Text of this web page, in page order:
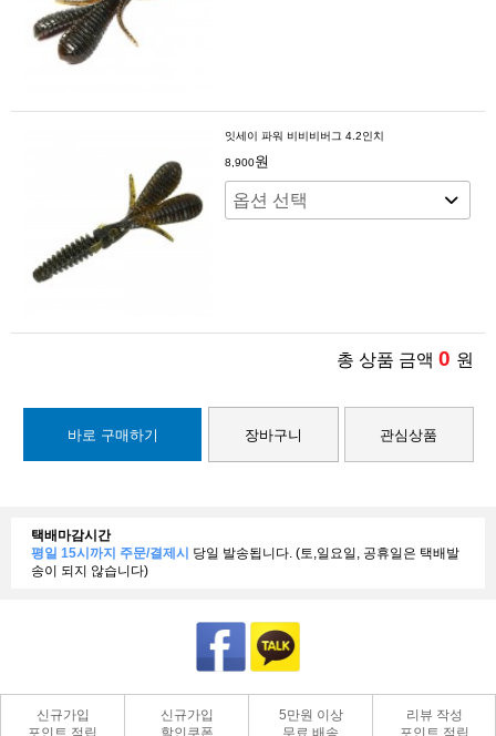
잇세이 파워 비비비버그 4.2인치
8,900원
총 상품 금액 0 원
바로 구매하기 장바구니 관심상품
택배마감시간
평일 15시까지 주문/결제시 당일 발송됩니다. (토,일요일, 공휴일은 택배발
송이 되지 않습니다)
신규가입
포인트 적립
신규가입
할인쿠폰
5만원 이상
무료 배송
리뷰 작성
포인트 적립